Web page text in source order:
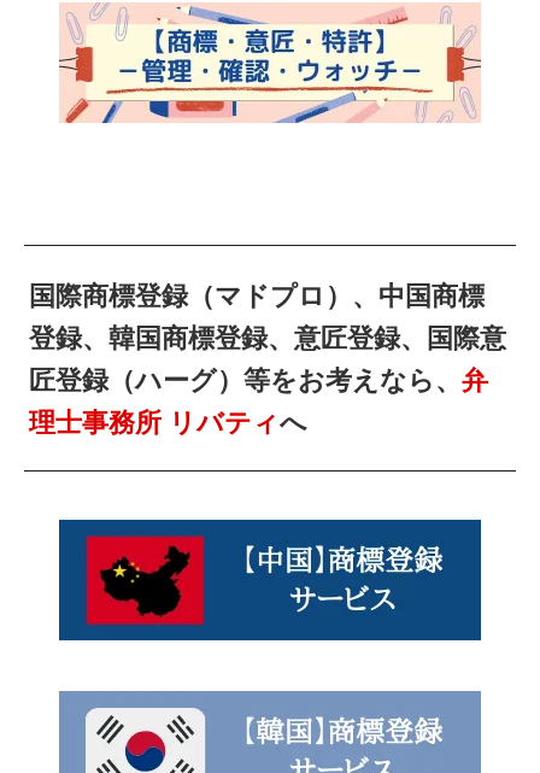
国際商標登録（マドプロ）、中国商標
登録、韓国商標登録、意匠登録、国際意
匠登録（ハーグ）等をお考えなら、弁
理士事務所 リバティへ